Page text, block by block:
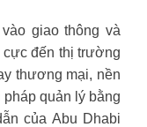
giao thông và
đến thị trường
thương mại, nền
quản lý bằng
của Abu Dhabi